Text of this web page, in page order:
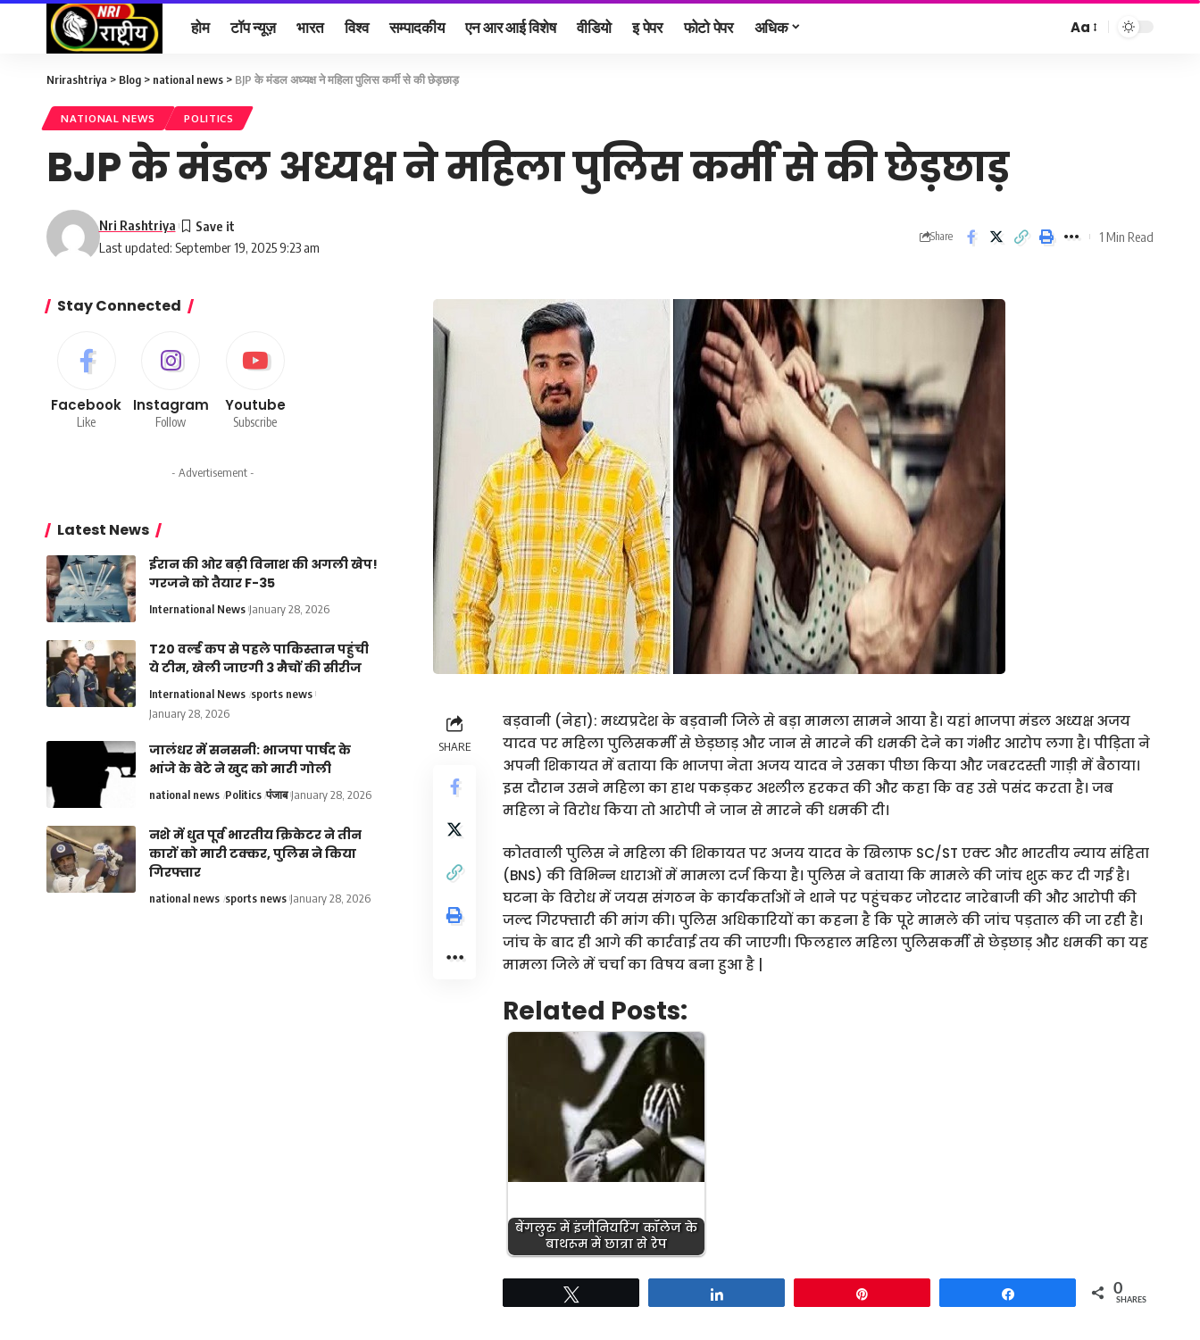
होम टॉप न्यूज़ भारत विश्व सम्पादकीय एन आर आई विशेष वीडियो इ पेपर फोटो पेपर अधिक
Font
Aa
Nrirashtriya > Blog > national news > BJP के मंडल अध्यक्ष ने महिला पुलिस कर्मी से की छेड़छाड़
NATIONAL NEWS POLITICS
BJP के मंडल अध्यक्ष ने महिला पुलिस कर्मी से की छेड़छाड़
Last updated: September 19, 2025 9:23 am
Nri Rashtriya
Share 1 Min Read
SHARE
बड़वानी (नेहा): मध्यप्रदेश के बड़वानी जिले से बड़ा मामला सामने आया है। यहां भाजपा मंडल अध्यक्ष अजय
यादव पर महिला पुलिसकर्मी से छेड़छाड़ और जान से मारने की धमकी देने का गंभीर आरोप लगा है। पीड़िता ने
अपनी शिकायत में बताया कि भाजपा नेता अजय यादव ने उसका पीछा किया और जबरदस्ती गाड़ी में बैठाया।
इस दौरान उसने महिला का हाथ पकड़कर अश्लील हरकत की और कहा कि वह उसे पसंद करता है। जब
महिला ने विरोध किया तो आरोपी ने जान से मारने की धमकी दी।
कोतवाली पुलिस ने महिला की शिकायत पर अजय यादव के खिलाफ SC/ST एक्ट और भारतीय न्याय संहिता
(BNS) की विभिन्न धाराओं में मामला दर्ज किया है। पुलिस ने बताया कि मामले की जांच शुरू कर दी गई है।
घटना के विरोध में जयस संगठन के कार्यकर्ताओं ने थाने पर पहुंचकर जोरदार नारेबाजी की और आरोपी की
जल्द गिरफ्तारी की मांग की। पुलिस अधिकारियों का कहना है कि पूरे मामले की जांच पड़ताल की जा रही है।
जांच के बाद ही आगे की कार्रवाई तय की जाएगी। फिलहाल महिला पुलिसकर्मी से छेड़छाड़ और धमकी का यह
मामला जिले में चर्चा का विषय बना हुआ है |
Related Posts:
बेंगलुरु में इंजीनियरिंग कॉलेज के
बाथरूम में छात्रा से रेप
0
SHARES
Stay Connected
Facebook
Like
Instagram
Follow
Youtube
Subscribe
- Advertisement -
Latest News
ईरान की ओर बढ़ी विनाश की अगली खेप!
गरजने को तैयार F-35
International News January 28, 2026
T20 वर्ल्ड कप से पहले पाकिस्तान पहुंची
ये टीम, खेली जाएगी 3 मैचों की सीरीज
International News sports news
January 28, 2026
जालंधर में सनसनी: भाजपा पार्षद के
भांजे के बेटे ने खुद को मारी गोली
national news Politics पंजाब January 28, 2026
नशे में धुत पूर्व भारतीय क्रिकेटर ने तीन
कारों को मारी टक्कर, पुलिस ने किया
गिरफ्तार
national news sports news January 28, 2026